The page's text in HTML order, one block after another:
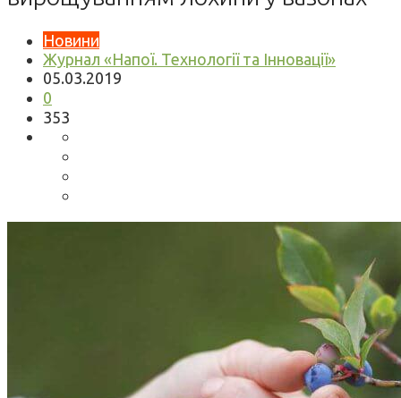
Новини
Журнал «Напої. Технології та Інновації»
05.03.2019
0
353